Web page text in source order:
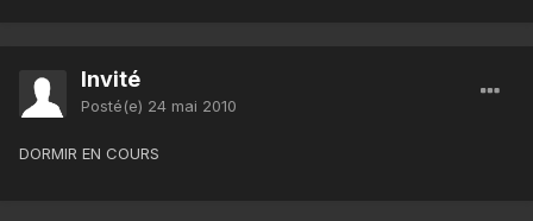
Invité
Posté(e) 24 mai 2010
DORMIR EN COURS